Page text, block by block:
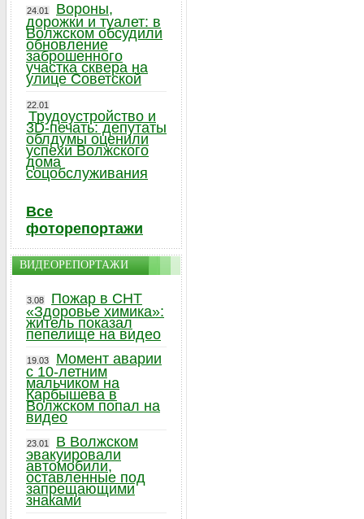
24.01
Вороны,
дорожки и туалет: в
Волжском обсудили
обновление
заброшенного
участка сквера на
улице Советской
22.01
Трудоустройство и
3D-печать: депутаты
облдумы оценили
успехи Волжского
дома
соцобслуживания
Все
фоторепортажи
ВИДЕОРЕПОРТАЖИ
3.08
Пожар в СНТ
«Здоровье химика»:
житель показал
пепелище на видео
19.03
Момент аварии
с 10-летним
мальчиком на
Карбышева в
Волжском попал на
видео
23.01
В Волжском
эвакуировали
автомобили,
оставленные под
запрещающими
знаками